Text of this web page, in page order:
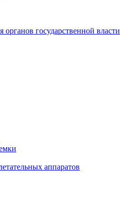
государственной власти
аппаратов